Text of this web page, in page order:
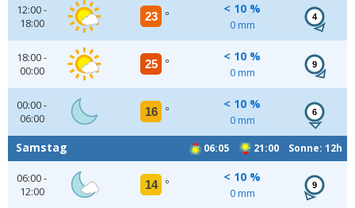
12:00 -
18:00
23 °
< 10 %
0 mm
4
18:00 -
00:00
25 °
< 10 %
0 mm
9
00:00 -
06:00
16 °
< 10 %
0 mm
6
06:05 21:00 Sonne: 12h
Samstag
06:00 -
12:00
14 °
< 10 %
0 mm
9